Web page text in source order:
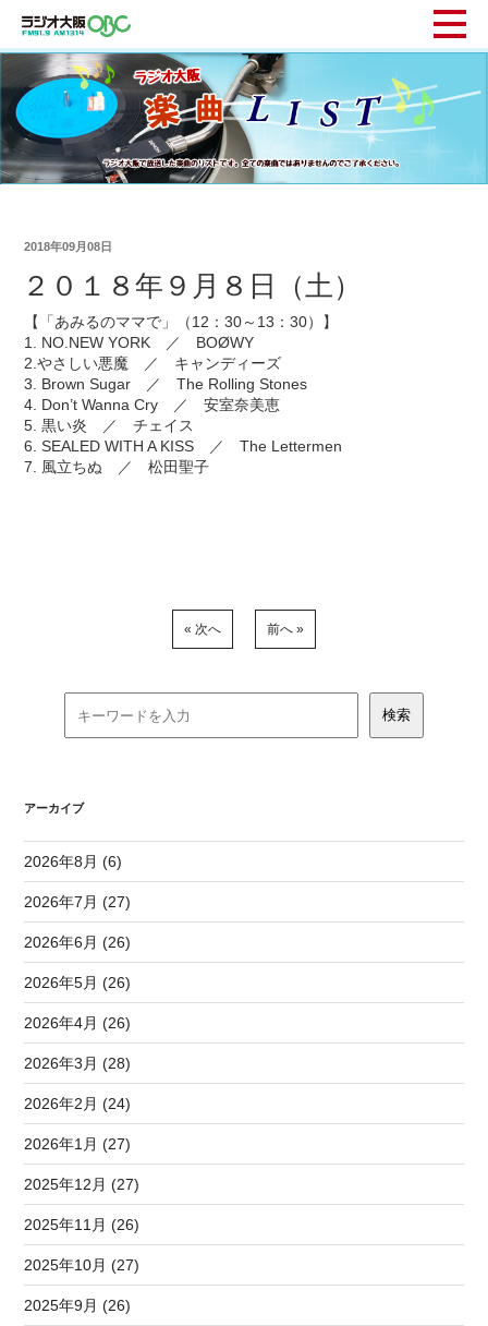
2018年09月08日
２０１８年９月８日（土）
【「あみるのママで」（12：30～13：30）】
1. NO.NEW YORK ／ BOØWY
2.やさしい悪魔 ／ キャンディーズ
3. Brown Sugar ／ The Rolling Stones
4. Don’t Wanna Cry ／ 安室奈美恵
5. 黒い炎 ／ チェイス
6. SEALED WITH A KISS ／ The Lettermen
7. 風立ちぬ ／ 松田聖子
« 次へ 前へ »
アーカイブ
2026年8月 (6)
2026年7月 (27)
2026年6月 (26)
2026年5月 (26)
2026年4月 (26)
2026年3月 (28)
2026年2月 (24)
2026年1月 (27)
2025年12月 (27)
2025年11月 (26)
2025年10月 (27)
2025年9月 (26)